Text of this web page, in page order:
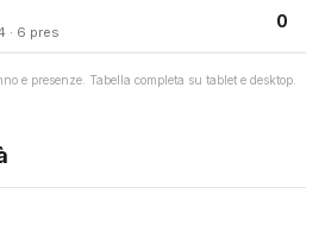
· 6 pres
0
e presenze. Tabella completa su tablet e desktop.